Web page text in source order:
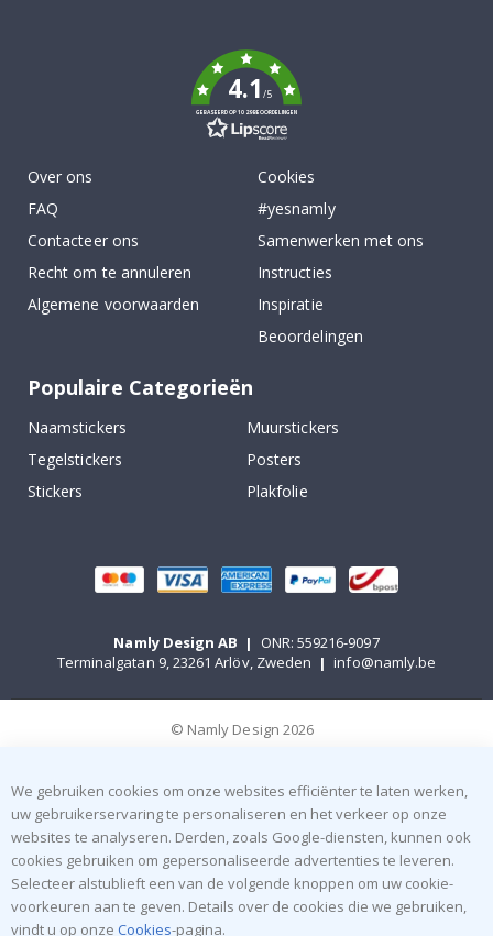
4.1/5
GEBASEERD OP 1029 BEOORDELINGEN
Over ons
FAQ
Contacteer ons
Recht om te annuleren
Algemene voorwaarden
Cookies
#yesnamly
Samenwerken met ons
Instructies
Inspiratie
Beoordelingen
Populaire Categorieën
Naamstickers
Muurstickers
Tegelstickers
Posters
Stickers
Plakfolie
Namly Design AB |
ONR: 559216-9097
Terminalgatan 9, 23261 Arlöv, Zweden | info@namly.be
© Namly Design 2026
We gebruiken cookies om onze websites efficiënter te laten werken,
uw gebruikerservaring te personaliseren en het verkeer op onze
websites te analyseren. Derden, zoals Google-diensten, kunnen ook
cookies gebruiken om gepersonaliseerde advertenties te leveren.
Selecteer alstublieft een van de volgende knoppen om uw cookie-
voorkeuren aan te geven. Details over de cookies die we gebruiken,
vindt u op onze Cookies-pagina.